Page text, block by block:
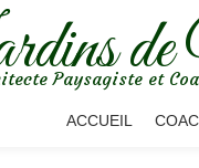
Paysagiste et
ACCUEIL